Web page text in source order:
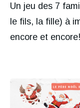
Un jeu des 7
le fils, la fille) à
encore et encore!